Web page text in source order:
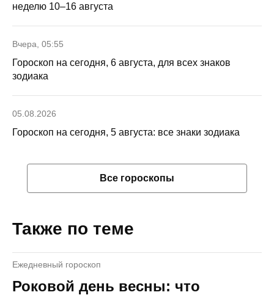
неделю 10–16 августа
Вчера, 05:55
Гороскоп на сегодня, 6 августа, для всех знаков
зодиака
05.08.2026
Гороскоп на сегодня, 5 августа: все знаки зодиака
Все гороскопы
Также по теме
Ежедневный гороскоп
Роковой день весны: что